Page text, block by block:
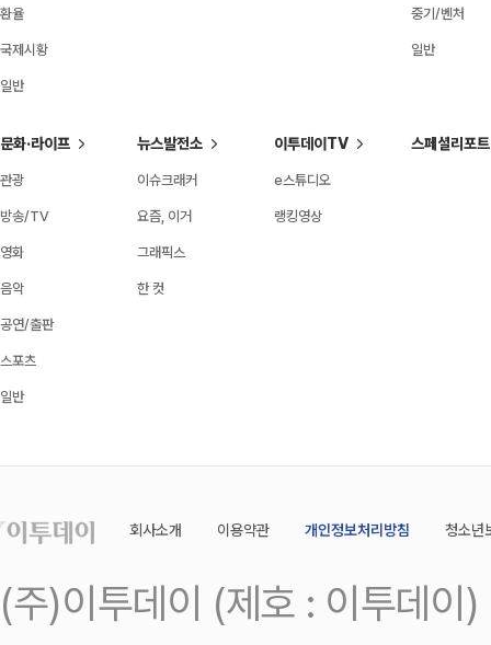
환율
국제시황
일반
중기/벤처
일반
문화·라이프
관광
방송/TV
영화
음악
공연/출판
스포츠
일반
뉴스발전소
이슈크래커
요즘, 이거
그래픽스
한 컷
이투데이TV
e스튜디오
랭킹영상
스페셜리포트
회사소개 이용약관 개인정보처리방침 청소년
(주)이투데이 (제호 : 이투데